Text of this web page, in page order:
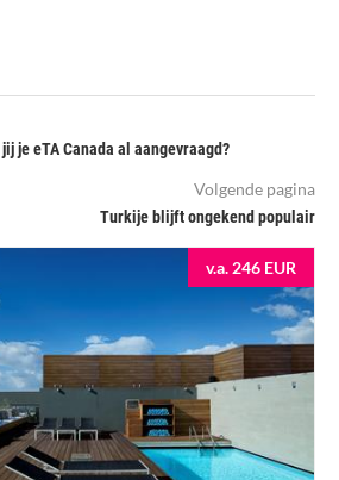
je eTA Canada al aangevraagd?
Volgende pagina
Turkije blijft ongekend populair
v.a. 246 EUR